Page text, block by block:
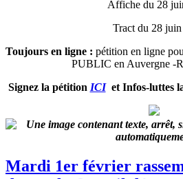
Affiche du 28
Tract du 28 juin
Toujours en ligne : pétition en ligne
PUBLIC en Auvergne -
Signez la pétition ICI et Infos-luttes
Mardi 1er février